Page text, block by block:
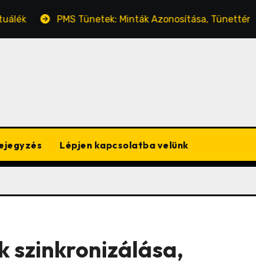
PMS Tünetek: Minták Azonosítása, Tünettérkép, Trendek
Lépjen kapcsolatba velünk
szinkronizálása,